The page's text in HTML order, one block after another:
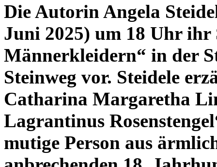
Die Autorin Angela
Juni 2025) um 18 Uhr ihr
Männerkleidern“ in der
Steinweg vor. Steidele
Catharina Margaretha
Lagrantinus
mutige Person aus